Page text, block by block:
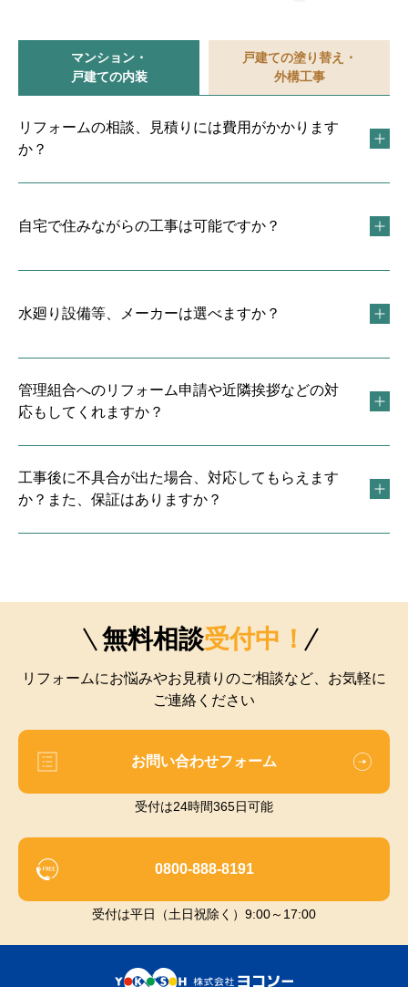
マンション・
戸建ての内装
戸建ての塗り替え・
外構工事
リフォームの相談、見積りには費用がかかります
か？
自宅で住みながらの工事は可能ですか？
水廻り設備等、メーカーは選べますか？
管理組合へのリフォーム申請や近隣挨拶などの対
応もしてくれますか？
工事後に不具合が出た場合、対応してもらえます
か？また、保証はありますか？
無料相談受付中！
リフォームにお悩みやお見積りのご相談など、お気軽に
ご連絡ください
お問い合わせフォーム
受付は24時間365日可能
0800-888-8191
受付は平日（土日祝除く）9:00～17:00